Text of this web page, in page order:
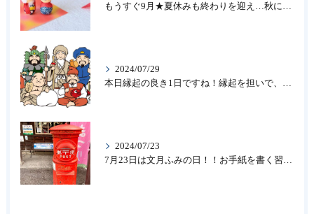
もうすぐ9月★夏休みも終わりを迎え…秋になったら新しいことを始めよう♪大人の趣味に書道なら青霄書法会へ！
2024/07/29
本日縁起の良き1日ですね！縁起を担いで、新しいことをはじめる♪大人の趣味に書道なら「青霄書法会」
2024/07/23
7月23日は文月ふみの日！！お手紙を書く習慣を…★書道のお稽古なら大阪の書道教室「青霄書法会」